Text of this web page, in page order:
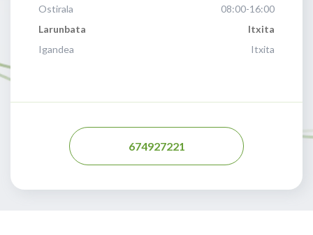
Ostirala
08:00-16:00
Larunbata
Itxita
Igandea
Itxita
674927221